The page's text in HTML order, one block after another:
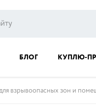
БЛОГ КУПЛЮ-
взрывоопасных зон и